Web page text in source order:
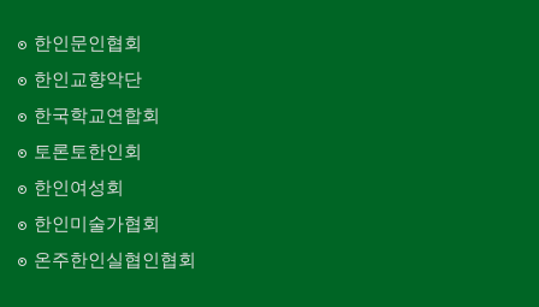
한인문인협회
한인교향악단
한국학교연합회
토론토한인회
한인여성회
한인미술가협회
온주한인실협인협회